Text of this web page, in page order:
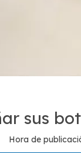
sus
de